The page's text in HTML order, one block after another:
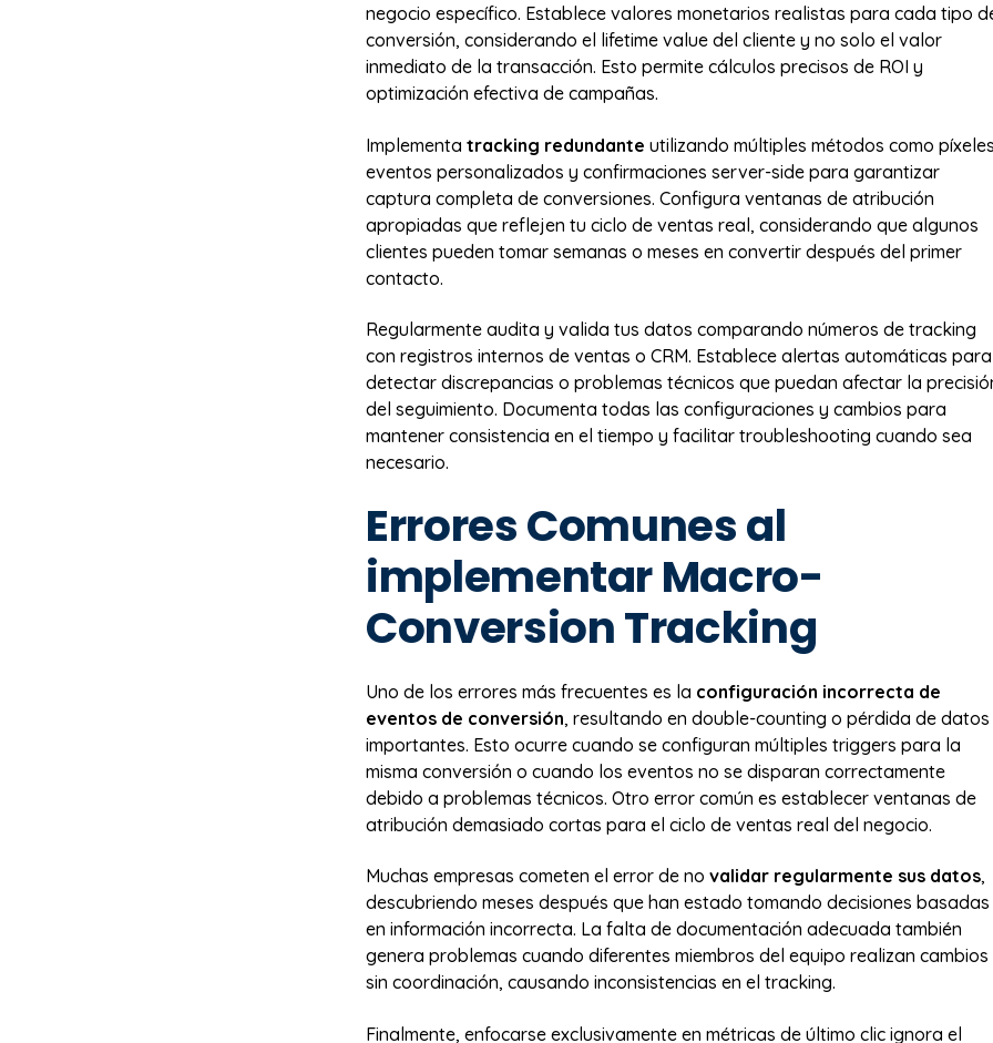
negocio específico. Establece valores monetarios realistas para cada tipo
conversión, considerando el lifetime value del cliente y no solo el valor
inmediato de la transacción. Esto permite cálculos precisos de ROI y
optimización efectiva de campañas.
Implementa tracking redundante utilizando múltiples métodos como
eventos personalizados y confirmaciones server-side para garantizar
captura completa de conversiones. Configura ventanas de atribución
apropiadas que reflejen tu ciclo de ventas real, considerando que algunos
clientes pueden tomar semanas o meses en convertir después del primer
contacto.
Regularmente audita y valida tus datos comparando números de tracking
con registros internos de ventas o CRM. Establece alertas automáticas para
detectar discrepancias o problemas técnicos que puedan afectar la
del seguimiento. Documenta todas las configuraciones y cambios para
mantener consistencia en el tiempo y facilitar troubleshooting cuando sea
necesario.
Errores Comunes al
implementar Macro-
Conversion Tracking
Uno de los errores más frecuentes es la configuración incorrecta de
eventos de conversión, resultando en double-counting o pérdida de datos
importantes. Esto ocurre cuando se configuran múltiples triggers para la
misma conversión o cuando los eventos no se disparan correctamente
debido a problemas técnicos. Otro error común es establecer ventanas de
atribución demasiado cortas para el ciclo de ventas real del negocio.
Muchas empresas cometen el error de no validar regularmente sus datos,
descubriendo meses después que han estado tomando decisiones basadas
en información incorrecta. La falta de documentación adecuada también
genera problemas cuando diferentes miembros del equipo realizan cambios
sin coordinación, causando inconsistencias en el tracking.
Finalmente, enfocarse exclusivamente en métricas de último clic ignora el